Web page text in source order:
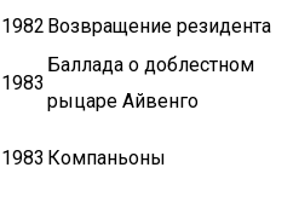
1982 Возвращение резидента
1983
Баллада о доблестном
рыцаре Айвенго
1983 Компаньоны